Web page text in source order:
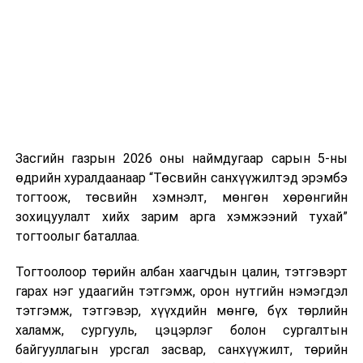
Шинэ хууль Францын зах зээлд үйлчилдэг гадаадын
дуудлагын төвүүдэд нөлөөлөхөөр байна. Тухайлбал,
Мароккогийн дуудлагын төвүүдийн орлогын 80 гаруй
хувь Францын зах зээлээс бүрддэг бөгөөд тус улсын
40–50 мянган ажлын байр эрсдэлд орж болзошгүйг
Засгийн газрын 2026 оны наймдугаар сарын 5-ны
өдрийн хуралдаанаар “Төсвийн санхүүжилтэд эрэмбэ
тогтоож, төсвийн хэмнэлт, мөнгөн хөрөнгийн
зохицуулалт хийх зарим арга хэмжээний тухай”
тогтоолыг баталлаа.
Тогтоолоор төрийн албан хаагчдын цалин, тэтгэвэрт
гарах нэг удаагийн тэтгэмж, орон нутгийн нэмэгдэл
тэтгэмж, тэтгэвэр, хүүхдийн мөнгө, бүх төрлийн
халамж, сургууль, цэцэрлэг болон сургалтын
байгууллагын урсгал засвар, санхүүжилт, төрийн